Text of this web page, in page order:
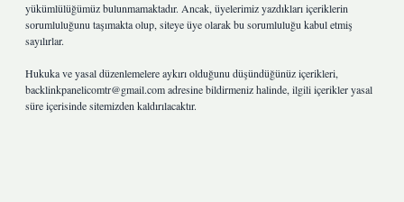
yükümlülüğümüz bulunmamaktadır. Ancak, üyelerimiz yazdıkları içeriklerin
sorumluluğunu taşımakta olup, siteye üye olarak bu sorumluluğu kabul etmiş
sayılırlar.
Hukuka ve yasal düzenlemelere aykırı olduğunu düşündüğünüz içerikleri,
backlinkpanelicomtr@gmail.comadresine bildirmeniz halinde, ilgili içerikler yasal
süre içerisinde sitemizden kaldırılacaktır.